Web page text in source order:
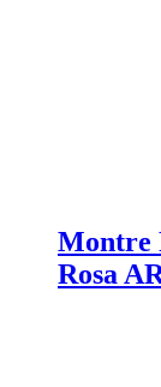
Montre
Rosa